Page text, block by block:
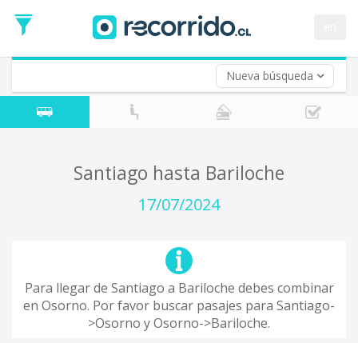
Nueva búsqueda
de
Ida
Vuelta (opcional)
Fecha
de
Santiago hasta Bariloche
17/07/2024
Para llegar de Santiago a Bariloche debes combinar
en Osorno. Por favor buscar pasajes para Santiago-
>Osorno y Osorno->Bariloche.